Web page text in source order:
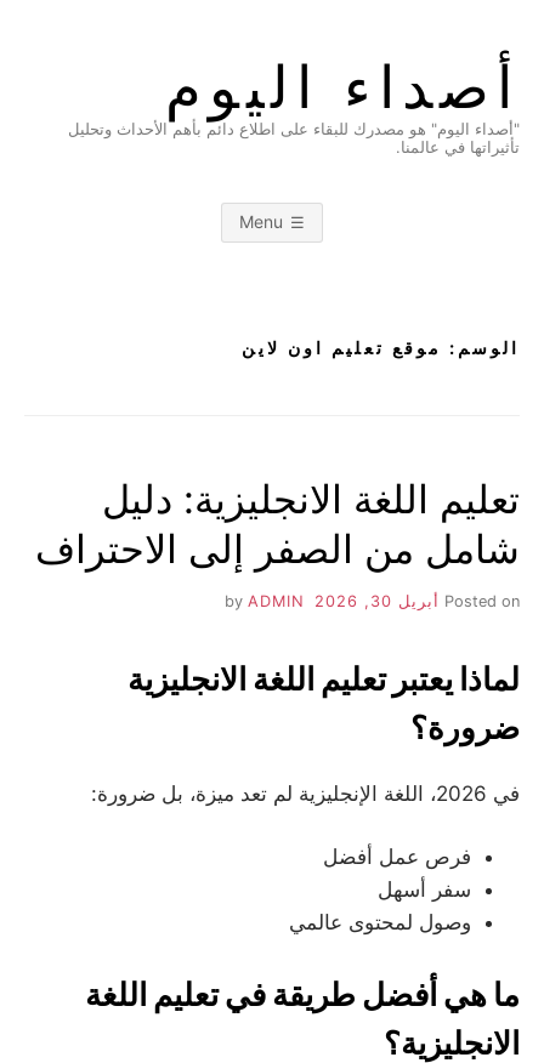
أصداء اليوم
"أصداء اليوم" هو مصدرك للبقاء على اطلاع دائم بأهم الأحداث وتحليل
تأثيراتها في عالمنا.
Menu
الوسم: موقع تعليم اون لاين
تعليم اللغة الانجليزية: دليل
شامل من الصفر إلى الاحتراف
Posted on أبريل 30, 2026 ADMIN
لماذا يعتبر تعليم اللغة الانجليزية
ضرورة؟
في 2026، اللغة الإنجليزية لم تعد ميزة، بل ضرورة:
فرص عمل أفضل
سفر أسهل
وصول لمحتوى عالمي
ما هي أفضل طريقة في تعليم اللغة
الانجليزية؟